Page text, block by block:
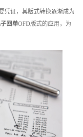
凭证，其版式转换逐渐成为
回单OFD版式的应用，为